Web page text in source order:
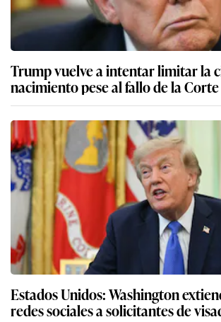
Trump vuelve a intentar limitar la
nacimiento pese al fallo de la
Estados Unidos: Washington
redes sociales a solicitantes de